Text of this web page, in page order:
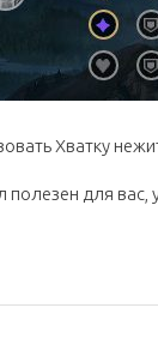
Хватку
для вас,